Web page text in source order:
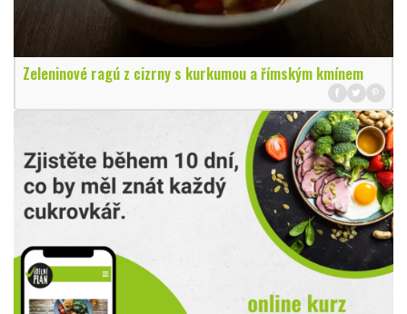
Zeleninové ragú z cizrny s kurkumou a římským kmínem